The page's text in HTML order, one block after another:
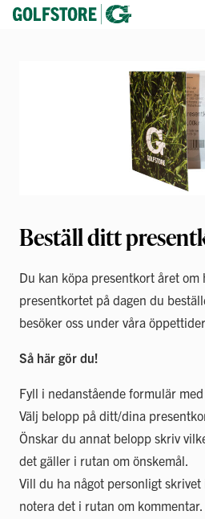
Beställ ditt
Du kan köpa presentkort året om
presentkortet på dagen du
besöker oss under våra
Så här gör du!
Fyll i nedanstående formulär
Välj belopp på ditt/dina
Önskar du annat belopp skriv
det gäller i rutan om önskemål.
Vill du ha något personligt
notera det i rutan om kommentar.